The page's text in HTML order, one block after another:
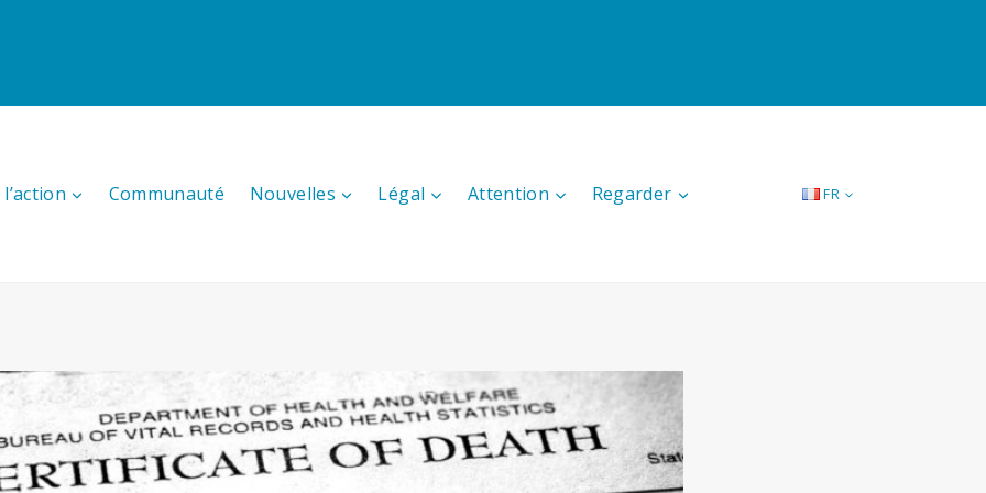
Communauté Nouvelles Légal Attention Regarder FR